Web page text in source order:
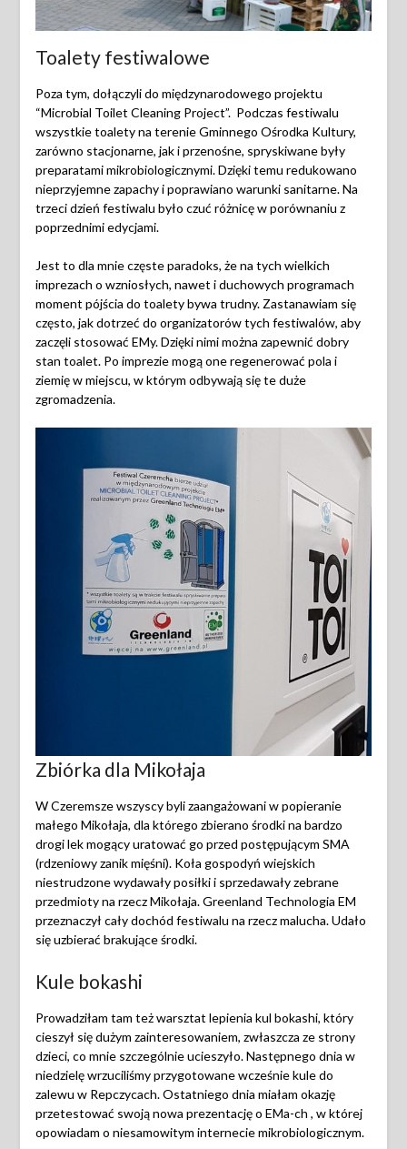
Toalety festiwalowe
Poza tym, dołączyli do międzynarodowego projektu
“Microbial Toilet Cleaning Project”. Podczas festiwalu
wszystkie toalety na terenie Gminnego Ośrodka Kultury,
zarówno stacjonarne, jak i przenośne, spryskiwane były
preparatami mikrobiologicznymi. Dzięki temu redukowano
nieprzyjemne zapachy i poprawiano warunki sanitarne. Na
trzeci dzień festiwalu było czuć różnicę w porównaniu z
poprzednimi edycjami.
Jest to dla mnie częste paradoks, że na tych wielkich
imprezach o wzniosłych, nawet i duchowych programach
moment pójścia do toalety bywa trudny. Zastanawiam się
często, jak dotrzeć do organizatorów tych festiwalów, aby
zaczęli stosować EMy. Dzięki nimi można zapewnić dobry
stan toalet. Po imprezie mogą one regenerować pola i
ziemię w miejscu, w którym odbywają się te duże
zgromadzenia.
Zbiórka dla Mikołaja
W Czeremsze wszyscy byli zaangażowani w popieranie
małego Mikołaja, dla którego zbierano środki na bardzo
drogi lek mogący uratować go przed postępującym SMA
(rdzeniowy zanik mięśni). Koła gospodyń wiejskich
niestrudzone wydawały posiłki i sprzedawały zebrane
przedmioty na rzecz Mikołaja. Greenland Technologia EM
przeznaczył cały dochód festiwalu na rzecz malucha. Udało
się uzbierać brakujące środki.
Kule bokashi
Prowadziłam tam też warsztat lepienia kul bokashi, który
cieszył się dużym zainteresowaniem, zwłaszcza ze strony
dzieci, co mnie szczególnie ucieszyło. Następnego dnia w
niedzielę wrzuciliśmy przygotowane wcześnie kule do
zalewu w Repczycach. Ostatniego dnia miałam okazję
przetestować swoją nowa prezentację o EMa-ch , w której
opowiadam o niesamowitym internecie mikrobiologicznym.